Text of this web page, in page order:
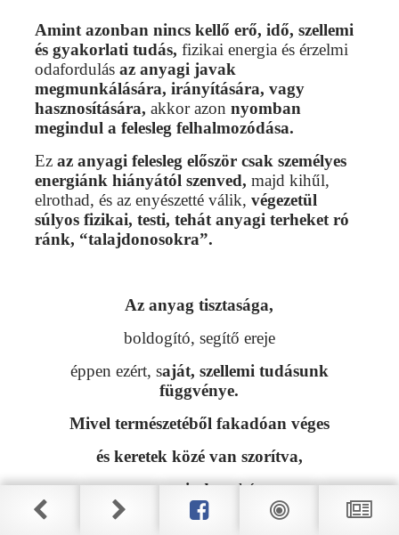
Amint azonban nincs kellő erő, idő, szellemi
és gyakorlati tudás, fizikai energia és érzelmi
odafordulás az anyagi javak
megmunkálására, irányítására, vagy
hasznosítására, akkor azon nyomban
megindul a felesleg felhalmozódása.
Ez az anyagi felesleg először csak személyes
energiánk hiányától szenved, majd kihűl,
elrothad, és az enyészetté válik, végezetül
súlyos fizikai, testi, tehát anyagi terheket ró
ránk, “talajdonosokra”.
Az anyag tisztasága,
boldogító, segítő ereje
éppen ezért, saját, szellemi tudásunk
függvénye.
Mivel természetéből fakadóan véges
és keretek közé van szorítva,
nem mindegy hát,
hogy az Isten által rendelt földi időnkben